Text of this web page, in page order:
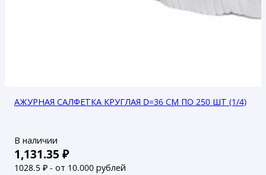
АЖУРНАЯ САЛФЕТКА КРУГЛАЯ D=36 СМ ПО 250 ШТ (1/4)
В наличии
1,131.35 ₽
1028.5 ₽ - от 10.000 рублей